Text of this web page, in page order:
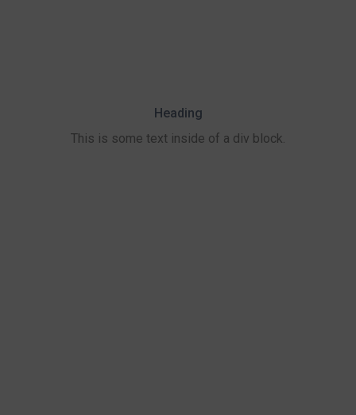
Heading
This is some text inside of a div block.